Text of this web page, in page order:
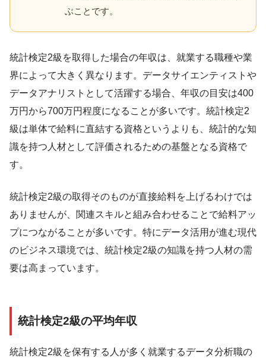
ぶことです。
統計検定2級を取得した場合の年収は、就業する職種や業
界によって大きく異なります。データサイエンティストや
データアナリストとして活躍する場合、年収の目安は400
万円から700万円程度になることが多いです。統計検定2
級は単体で給料に直結する資格というよりも、統計的な知
識を持つ人材として評価されるための基盤となる資格で
す。
統計検定2級の取得そのものが直接給料を上げるわけでは
ありませんが、関連スキルと組み合わせることで給料アッ
プにつながることが多いです。特にデータ活用が進む現代
のビジネス環境では、統計検定2級の知識を持つ人材の需
要は高まっています。
統計検定2級の平均年収
統計検定2級を保有する人が多く就業するデータ分析職の